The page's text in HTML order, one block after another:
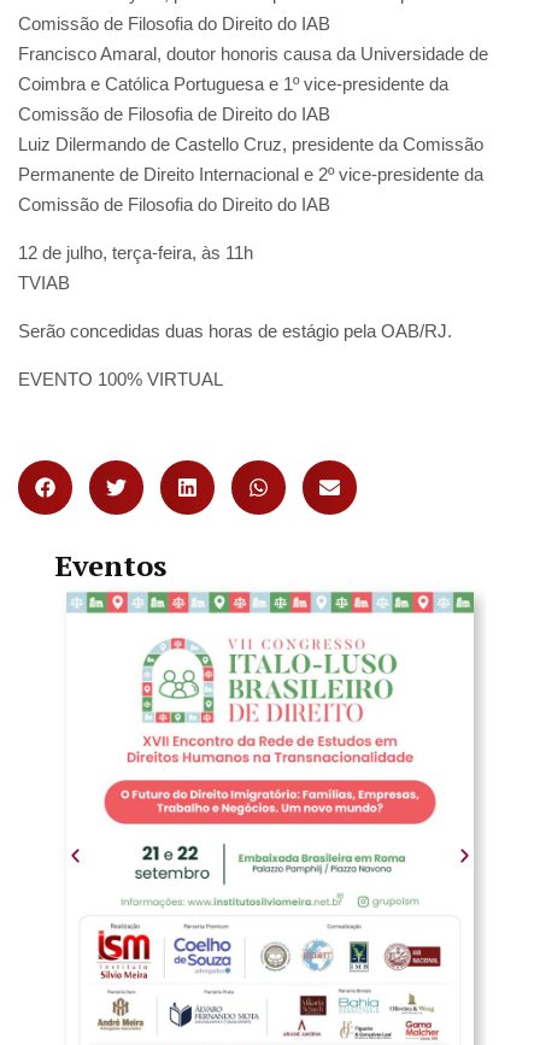
Comissão de Filosofia do Direito do IAB
Francisco Amaral, doutor honoris causa da Universidade de
Coimbra e Católica Portuguesa e 1º vice-presidente da
Comissão de Filosofia de Direito do IAB
Luiz Dilermando de Castello Cruz, presidente da Comissão
Permanente de Direito Internacional e 2º vice-presidente da
Comissão de Filosofia do Direito do IAB
12 de julho, terça-feira, às 11h
TVIAB
Serão concedidas duas horas de estágio pela OAB/RJ.
EVENTO 100% VIRTUAL
Eventos